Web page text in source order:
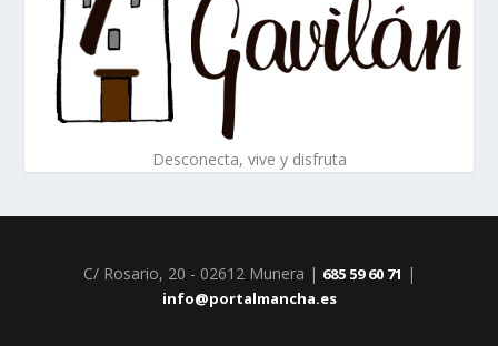
Desconecta, vive y disfruta
C/ Rosario, 20 - 02612 Munera | 685 59 60 71 |
info@portalmancha.es